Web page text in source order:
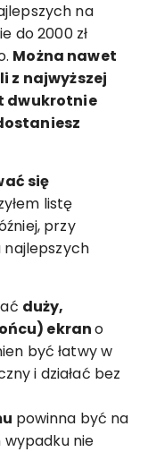
na
do 2000 zł
Można nawet
z najwyższej
dwukrotnie
się
listę
przy
najlepszych
duży,
ekrano
być łatwy w
i działać bez
powinna być na
nie